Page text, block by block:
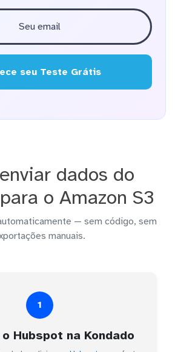
seu Teste Grátis
dados do
o Amazon S3
— sem código, sem
manuais.
1
Hubspot na Kondado